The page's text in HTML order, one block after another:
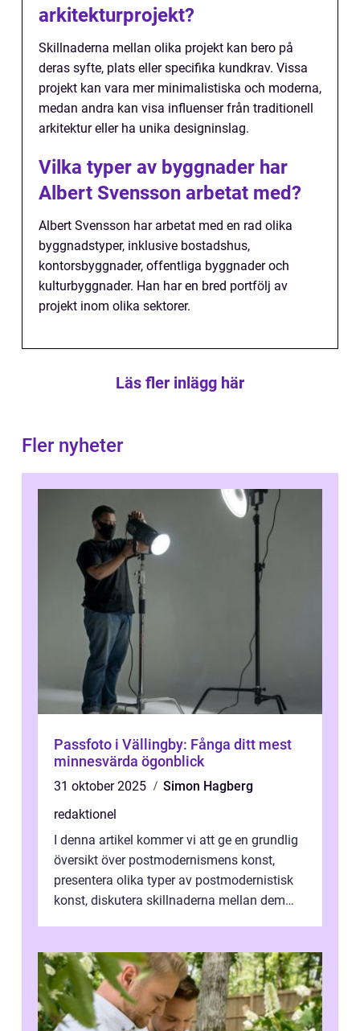
arkitekturprojekt?
Skillnaderna mellan olika projekt kan bero på
deras syfte, plats eller specifika kundkrav. Vissa
projekt kan vara mer minimalistiska och moderna,
medan andra kan visa influenser från traditionell
arkitektur eller ha unika designinslag.
Vilka typer av byggnader har
Albert Svensson arbetat med?
Albert Svensson har arbetat med en rad olika
byggnadstyper, inklusive bostadshus,
kontorsbyggnader, offentliga byggnader och
kulturbyggnader. Han har en bred portfölj av
projekt inom olika sektorer.
Läs fler inlägg här
Fler nyheter
Passfoto i Vällingby: Fånga ditt mest
minnesvärda ögonblick
31 oktober 2025
Simon Hagberg
redaktionel
I denna artikel kommer vi att ge en grundlig
översikt över postmodernismens konst,
presentera olika typer av postmodernistisk
konst, diskutera skillnaderna mellan dem